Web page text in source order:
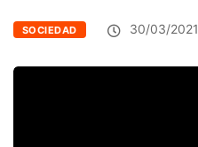
SOCIEDAD 30/03/2021